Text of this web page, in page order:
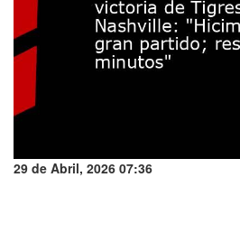
29 de Abril, 2026 07:36